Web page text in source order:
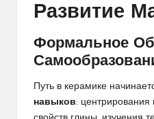
Развитие
Формальное
Путь в керамике
навыков: центрирования